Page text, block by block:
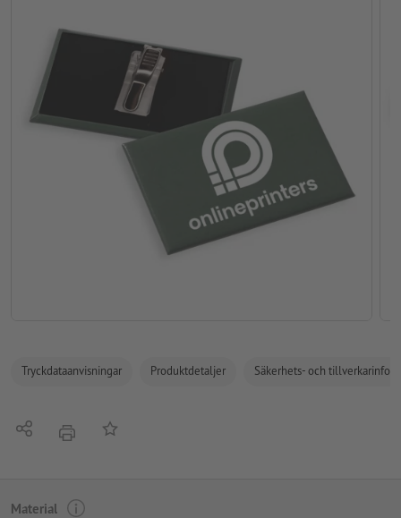
Tryckdataanvisningar Produktdetaljer Säkerhets- och
Dela erbjudandePå anteckningslistan
Material